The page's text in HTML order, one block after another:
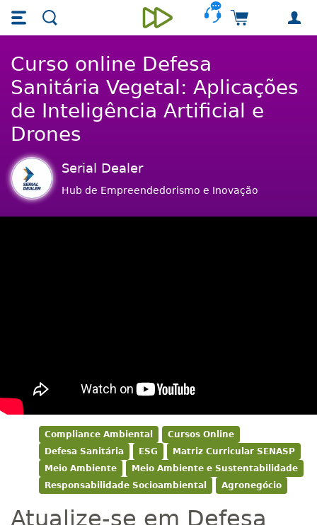
Skip main navigation
Skip to main content
Unieducar
Carrinho de
Curso online Defesa
Sanitária Vegetal: Aplicações
de Inteligência Artificial e
Drones
Serial Dealer
Hub de Empreendedorismo e Inovação
Compliance Ambiental
Cursos Online
Defesa Sanitária
ESG
Matriz Curricular SENASP
Meio Ambiente
Meio Ambiente e Sustentabilidade
Responsabilidade Socioambiental
Agronegócio
Atualize-se em Defesa